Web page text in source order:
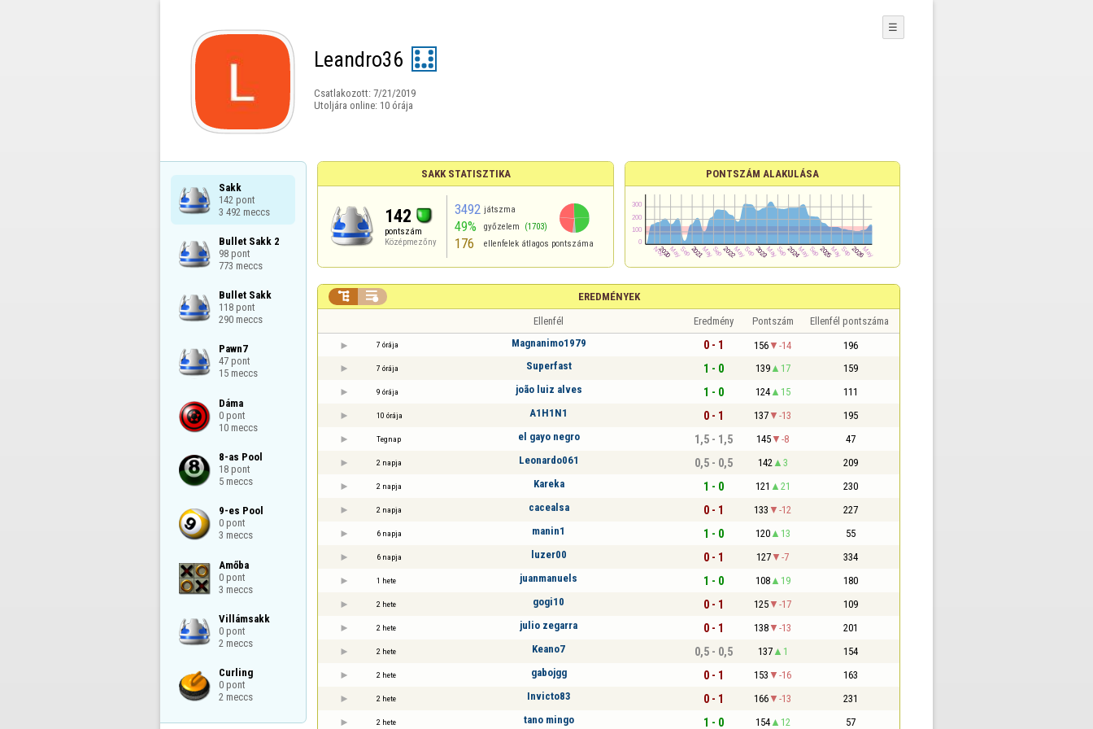
Leandro36
Csatlakozott: 7/21/2019
Utoljára online: 10 órája
☰
Sakk
142 pont
3 492 meccs
Bullet Sakk 2
98 pont
773 meccs
Bullet Sakk
118 pont
290 meccs
Pawn7
47 pont
15 meccs
Dáma
0 pont
10 meccs
8-as Pool
18 pont
5 meccs
9-es Pool
0 pont
3 meccs
Amőba
0 pont
3 meccs
Villámsakk
0 pont
2 meccs
Curling
0 pont
2 meccs
SAKK STATISZTIKA
142
pontszám
Középmezőny
3492 játszma
49% győzelem (1703)
176 ellenfelek átlagos pontszáma
PONTSZÁM ALAKULÁSA
EREDMÉNYEK
 
Ellenfél Eredmény Pontszám Ellenfél pontszáma
7 órája Magnanimo1979 0 - 1 156 -14 196
7 órája Superfast 1 - 0 139 17 159
9 órája joão luiz alves 1 - 0 124 15 111
10 órája A1H1N1 0 - 1 137 -13 195
Tegnap el gayo negro 1,5 - 1,5 145 -8 47
2 napja Leonardo061 0,5 - 0,5 142 3 209
2 napja Kareka 1 - 0 121 21 230
2 napja cacealsa 0 - 1 133 -12 227
6 napja manin1 1 - 0 120 13 55
6 napja luzer00 0 - 1 127 -7 334
1 hete juanmanuels 1 - 0 108 19 180
2 hete gogi10 0 - 1 125 -17 109
2 hete julio zegarra 0 - 1 138 -13 201
2 hete Keano7 0,5 - 0,5 137 1 154
2 hete gabojgg 0 - 1 153 -16 163
2 hete Invicto83 0 - 1 166 -13 231
2 hete tano mingo 1 - 0 154 12 57